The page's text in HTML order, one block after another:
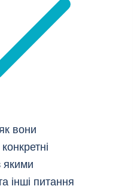
вони
якими
інші питання